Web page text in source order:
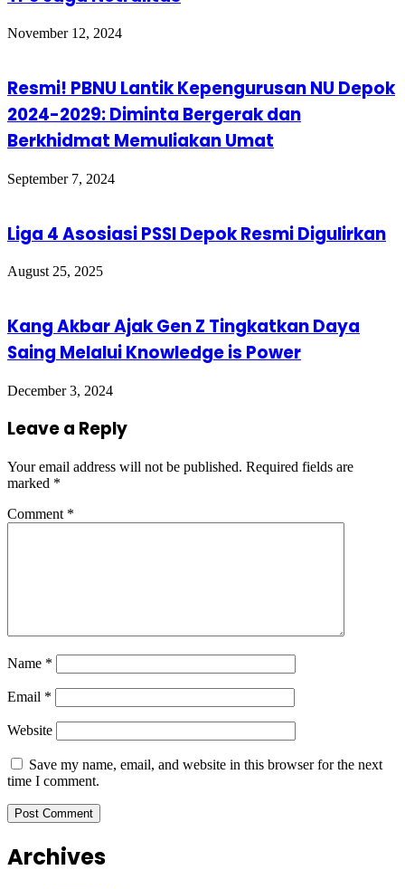
November 12, 2024
Resmi! PBNU Lantik Kepengurusan NU Depok
2024-2029: Diminta Bergerak dan
Berkhidmat Memuliakan Umat
September 7, 2024
Liga 4 Asosiasi PSSI Depok Resmi Digulirkan
August 25, 2025
Kang Akbar Ajak Gen Z Tingkatkan Daya
Saing Melalui Knowledge is Power
December 3, 2024
Leave a Reply
Your email address will not be published. Required fields are
marked *
Comment *
Name *
Email *
Website
Save my name, email, and website in this browser for the next
time I comment.
Archives